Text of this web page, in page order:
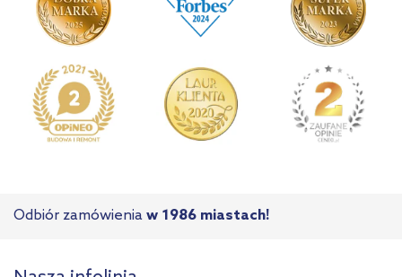
Odbiór zamówienia w 1986 miastach!